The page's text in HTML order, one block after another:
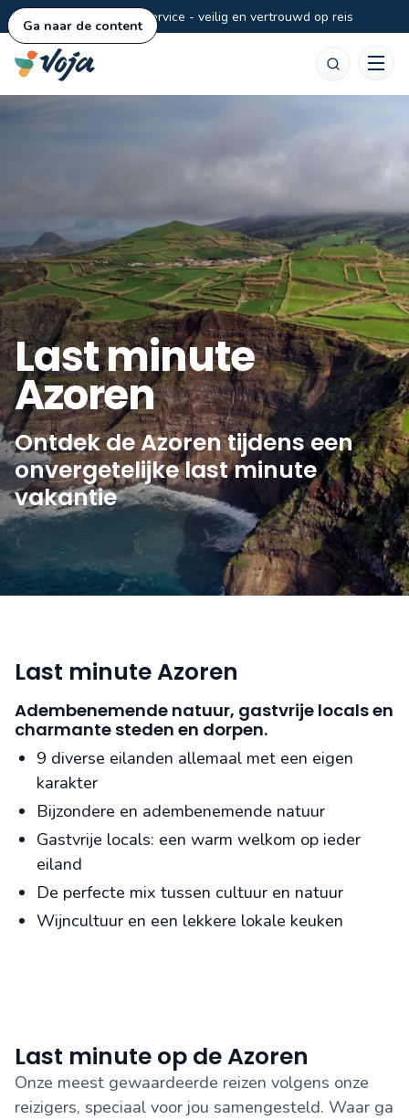
Ga naar de content
Persoonlijke service - veilig en vertrouwd op reis
Last minute
Azoren
Ontdek de Azoren tijdens een
onvergetelijke last minute
vakantie
Last minute Azoren
Adembenemende natuur, gastvrije locals en
charmante steden en dorpen.
9 diverse eilanden allemaal met een eigen
karakter
Bijzondere en adembenemende natuur
Gastvrije locals: een warm welkom op ieder
eiland
De perfecte mix tussen cultuur en natuur
Wijncultuur en een lekkere lokale keuken
Last minute op de Azoren
Onze meest gewaardeerde reizen volgens onze
reizigers, speciaal voor jou samengesteld. Waar ga
Zoeken